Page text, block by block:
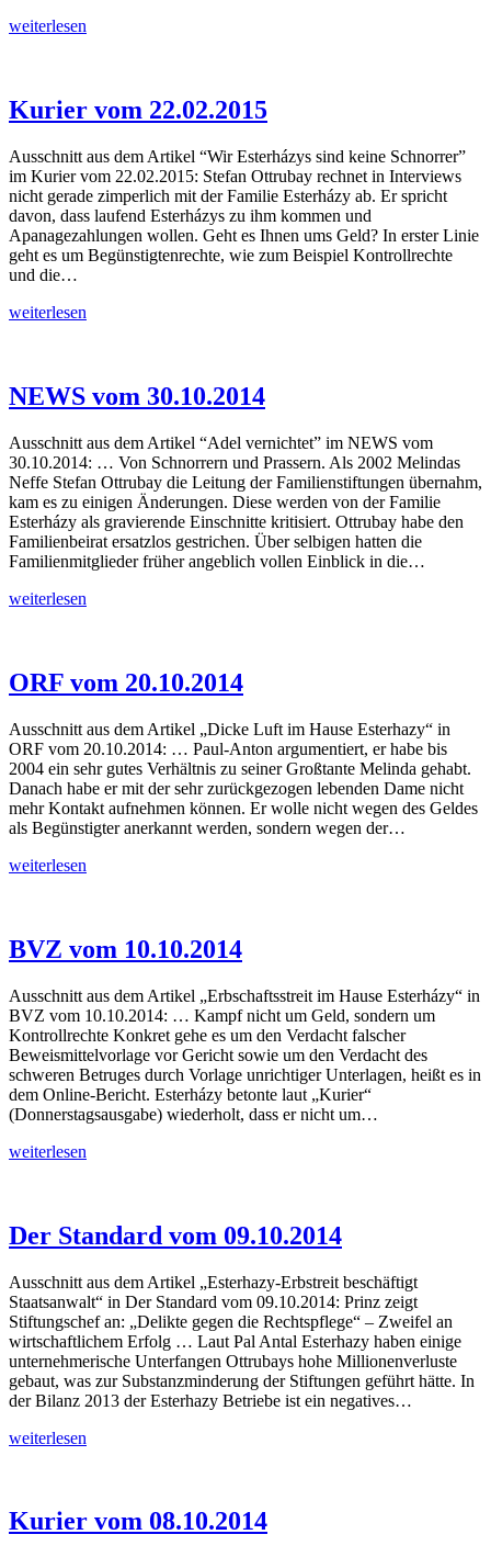
Kurier
weiterlesen
Kurier vom 22.02.2015
Ausschnitt aus dem Artikel “Wir Esterházys sind keine Schnorrer”
im Kurier vom 22.02.2015: Stefan Ottrubay rechnet in Interviews
nicht gerade zimperlich mit der Familie Esterházy ab. Er spricht
davon, dass laufend Esterházys zu ihm kommen und
Apanagezahlungen wollen. Geht es Ihnen ums Geld? In erster Linie
geht es um Begünstigtenrechte, wie zum Beispiel Kontrollrechte
und die…
Kurier
weiterlesen
NEWS vom 30.10.2014
Ausschnitt aus dem Artikel “Adel vernichtet” im NEWS vom
30.10.2014: … Von Schnorrern und Prassern. Als 2002 Melindas
Neffe Stefan Ottrubay die Leitung der Familienstiftungen übernahm,
kam es zu einigen Änderungen. Diese werden von der Familie
Esterházy als gravierende Einschnitte kritisiert. Ottrubay habe den
Familienbeirat ersatzlos gestrichen. Über selbigen hatten die
Familienmitglieder früher angeblich vollen Einblick in die…
NEWS
weiterlesen
ORF vom 20.10.2014
Ausschnitt aus dem Artikel „Dicke Luft im Hause Esterhazy“ in
ORF vom 20.10.2014: … Paul-Anton argumentiert, er habe bis
2004 ein sehr gutes Verhältnis zu seiner Großtante Melinda gehabt.
Danach habe er mit der sehr zurückgezogen lebenden Dame nicht
mehr Kontakt aufnehmen können. Er wolle nicht wegen des Geldes
als Begünstigter anerkannt werden, sondern wegen der…
ORF
weiterlesen
BVZ vom 10.10.2014
Ausschnitt aus dem Artikel „Erbschaftsstreit im Hause Esterházy“ in
BVZ vom 10.10.2014: … Kampf nicht um Geld, sondern um
Kontrollrechte Konkret gehe es um den Verdacht falscher
Beweismittelvorlage vor Gericht sowie um den Verdacht des
schweren Betruges durch Vorlage unrichtiger Unterlagen, heißt es in
dem Online-Bericht. Esterházy betonte laut „Kurier“
(Donnerstagsausgabe) wiederholt, dass er nicht um…
BVZ
weiterlesen
Der Standard vom 09.10.2014
Ausschnitt aus dem Artikel „Esterhazy-Erbstreit beschäftigt
Staatsanwalt“ in Der Standard vom 09.10.2014: Prinz zeigt
Stiftungschef an: „Delikte gegen die Rechtspflege“ – Zweifel an
wirtschaftlichem Erfolg … Laut Pal Antal Esterhazy haben einige
unternehmerische Unterfangen Ottrubays hohe Millionenverluste
gebaut, was zur Substanzminderung der Stiftungen geführt hätte. In
der Bilanz 2013 der Esterhazy Betriebe ist ein negatives…
Der
weiterlesen
Kurier vom 08.10.2014